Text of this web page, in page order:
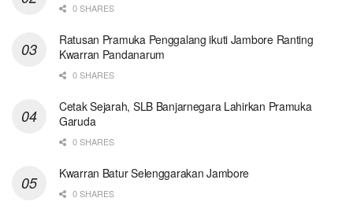
0 SHARES
Ratusan Pramuka Penggalang ikuti Jambore Ranting
Kwarran Pandanarum
0 SHARES
Cetak Sejarah, SLB Banjarnegara Lahirkan Pramuka
Garuda
0 SHARES
Kwarran Batur Selenggarakan Jambore
0 SHARES